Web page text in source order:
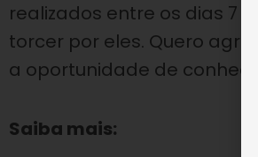
realizados entre os dias 7
torcer por eles. Quero
a oportunidade de
Saiba mais: